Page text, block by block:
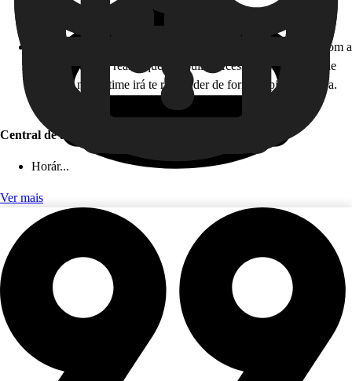
Horário de atendimento: 24 horas, todos os dias!
Como funciona: caso você não esteja disponível para falar com a
gente em tempo real, fique tranquilo! Acesse nossa Central de
Ajuda, e nosso time irá te responder de forma rápida e segura.
Central de ajuda (app)
Horár...
Ver mais